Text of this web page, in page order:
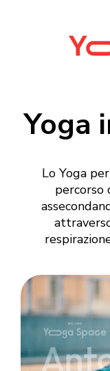
Yoga
Lo Yoga
percorso
Inserisci
(quello